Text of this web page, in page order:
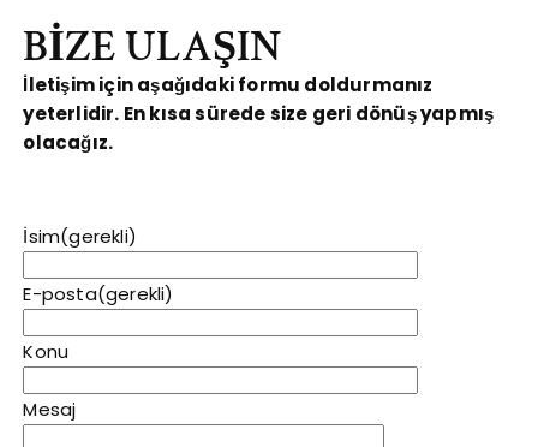
BİZE ULAŞIN
İletişim için aşağıdaki formu doldurmanız
yeterlidir. En kısa sürede size geri dönüş yapmış
olacağız.
İsim(gerekli)
E-posta(gerekli)
Konu
Mesaj